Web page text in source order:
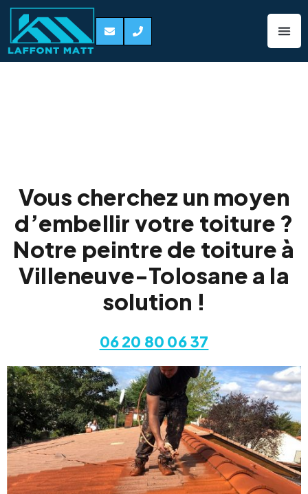
Vous cherchez un moyen
d’embellir votre toiture ?
Notre peintre de toiture à
Villeneuve-Tolosane a la
solution !
06 20 80 06 37